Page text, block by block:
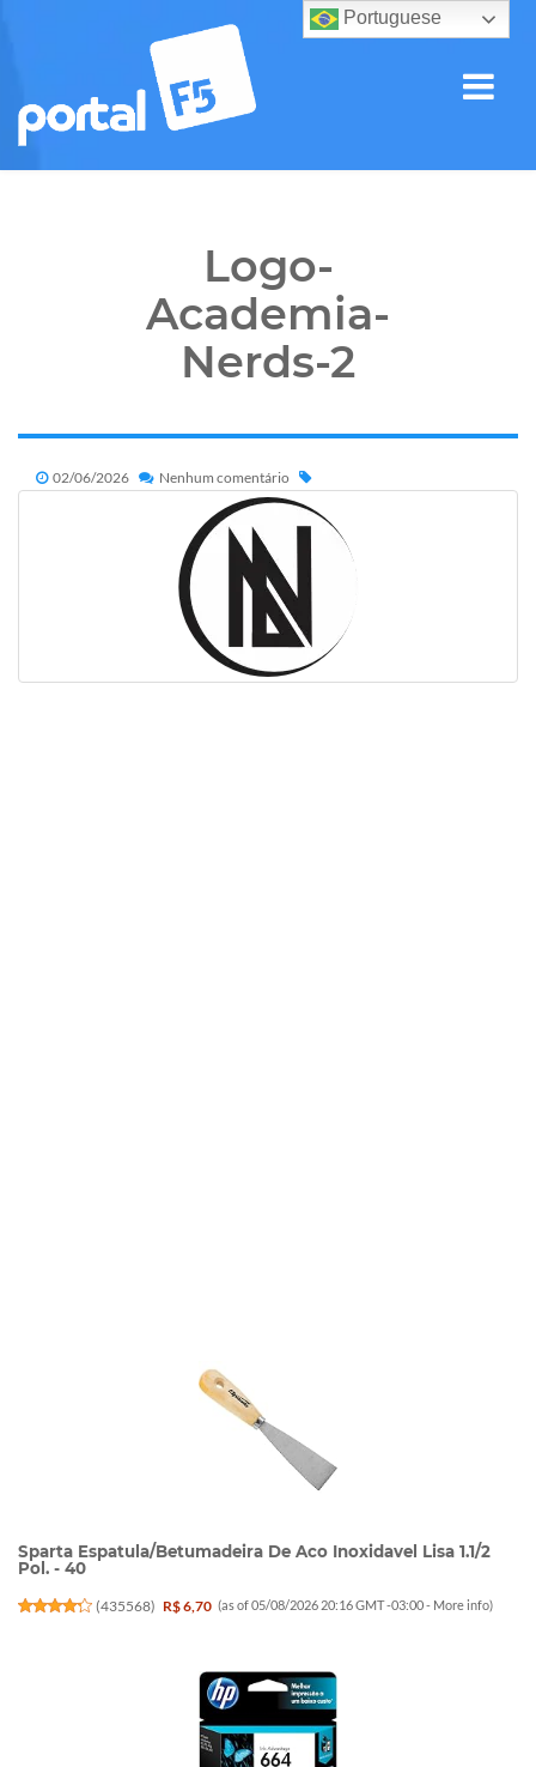
Logo-
Academia-
Nerds-2
02/06/2026 Nenhum comentário
Sparta Espatula/Betumadeira De Aco Inoxidavel Lisa 1.1/2
Pol. - 40
(435568) R$ 6,70 (as of 05/08/2026 20:16 GMT -03:00 - More info)
Portuguese